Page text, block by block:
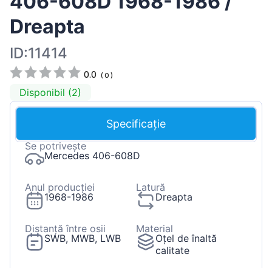
Dreapta
ID:11414
0.0 (0 )
Disponibil (2)
Specificație
Se potrivește
Mercedes 406-608D
Anul producției
1968-1986
Latură
Dreapta
Distanță între osii
SWB, MWB, LWB
Material
Oțel de înaltă
calitate